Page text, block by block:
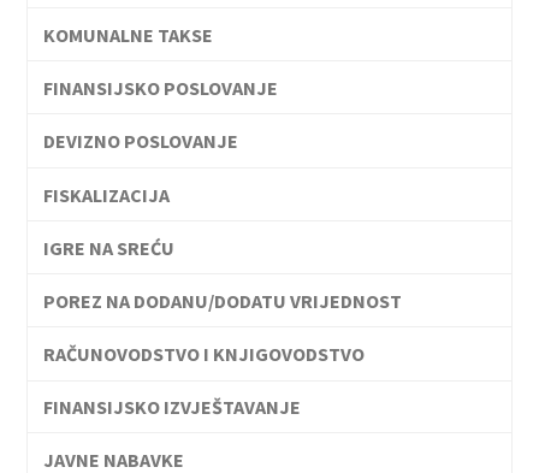
KOMUNALNE TAKSE
FINANSIJSKO POSLOVANJE
DEVIZNO POSLOVANJE
FISKALIZACIJA
IGRE NA SREĆU
POREZ NA DODANU/DODATU VRIJEDNOST
RAČUNOVODSTVO I KNJIGOVODSTVO
FINANSIJSKO IZVJEŠTAVANJE
JAVNE NABAVKE